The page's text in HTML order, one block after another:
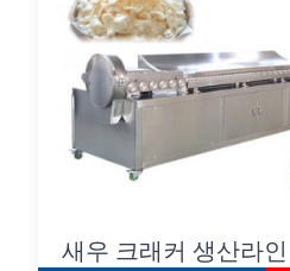
새우 크래커 생산라인